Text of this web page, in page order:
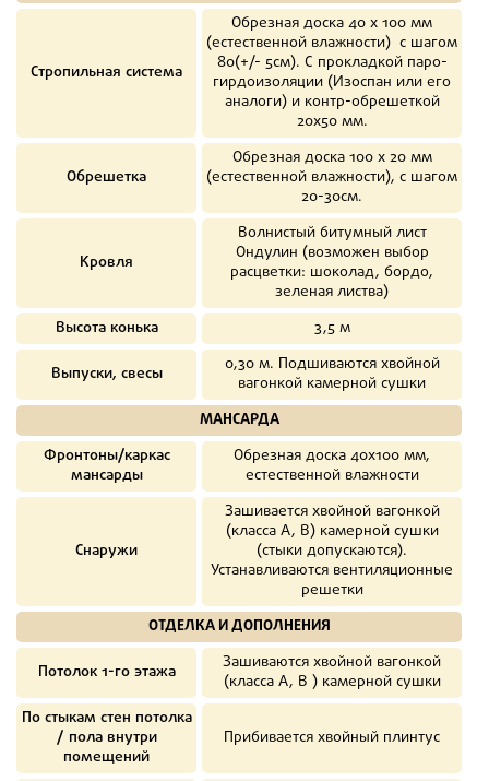
Стропильная система
Обрезная доска 40 х 100 мм
(естественной влажности) с шагом
80(+/- 5см). С прокладкой паро-
гирдоизоляции (Изоспан или его
аналоги) и контр-обрешеткой
20х50 мм.
Обрешетка
Обрезная доска 100 х 20 мм
(естественной влажности), с шагом
20-30см.
Кровля
Волнистый битумный лист
Ондулин (возможен выбор
расцветки: шоколад, бордо,
зеленая листва)
Высота конька
3,5 м
Выпуски, свесы
0,30 м. Подшиваются хвойной
вагонкой камерной сушки
МАНСАРДА
Фронтоны/каркас
мансарды
Обрезная доска 40х100 мм,
естественной влажности
Снаружи
Зашивается хвойной вагонкой
(класса А, В) камерной сушки
(стыки допускаются).
Устанавливаются вентиляционные
решетки
ОТДЕЛКА И ДОПОЛНЕНИЯ
Потолок 1-го этажа
Зашиваются хвойной вагонкой
(класса А, В ) камерной сушки
По стыкам стен потолка
/ пола внутри
помещений
Прибивается хвойный плинтус